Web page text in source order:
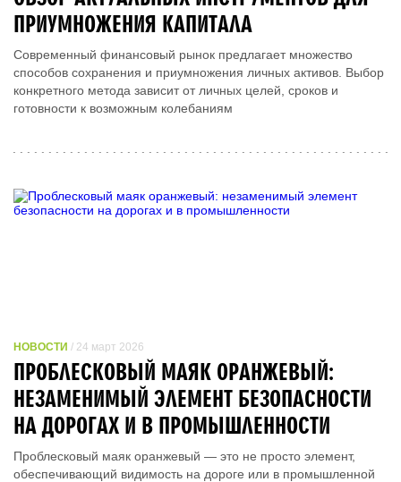
ПРИУМНОЖЕНИЯ КАПИТАЛА
Современный финансовый рынок предлагает множество
способов сохранения и приумножения личных активов. Выбор
конкретного метода зависит от личных целей, сроков и
готовности к возможным колебаниям
НОВОСТИ / 24 март 2026
ПРОБЛЕСКОВЫЙ МАЯК ОРАНЖЕВЫЙ:
НЕЗАМЕНИМЫЙ ЭЛЕМЕНТ БЕЗОПАСНОСТИ
НА ДОРОГАХ И В ПРОМЫШЛЕННОСТИ
Проблесковый маяк оранжевый — это не просто элемент,
обеспечивающий видимость на дороге или в промышленной